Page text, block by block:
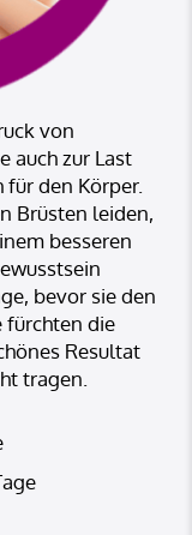
von
auch zur Last
für den Körper.
Brüsten leiden,
besseren
bevor sie den
fürchten die
Resultat
tragen.